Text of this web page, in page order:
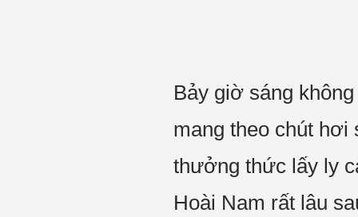
Bảy giờ sáng
mang theo chút
thưởng thức lấy ly
Hoài Nam rất lâu